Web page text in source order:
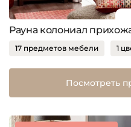
Рауна колониал
17 предметов мебели 1
Посмотреть